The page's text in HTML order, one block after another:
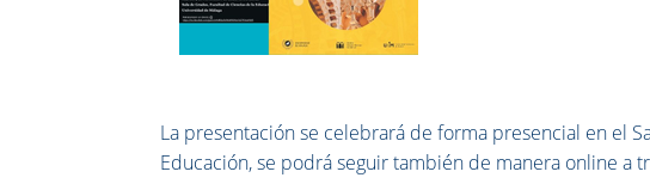
La presentación se celebrará de forma presencial en el
Educación, se podrá seguir también de manera online a